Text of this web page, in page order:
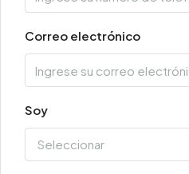
Correo electrónico
Soy
Seleccionar